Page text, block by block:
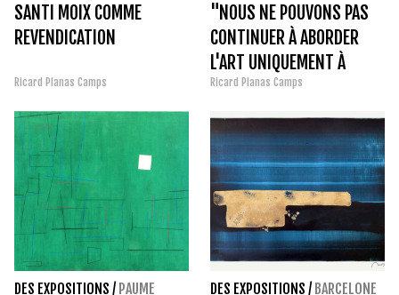
SANTI MOIX COMME
REVENDICATION
Ricard Planas Camps
"NOUS NE POUVONS PAS
CONTINUER À ABORDER
L'ART UNIQUEMENT À
PARTIR DE CONCEPTS
HISTORIOGRAPHIQUES,
C'EST UN MESSAGE
ABSOLUMENT
INTELLECTUEL"
Ricard Planas Camps
DES EXPOSITIONS / PAUME DES EXPOSITIONS / BARCELONE